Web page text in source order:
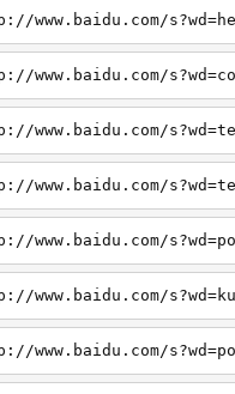
www.baidu.com/
www.baidu.com/
www.baidu.com/
www.baidu.com/
www.baidu.com/
www.baidu.com/
www.baidu.com/